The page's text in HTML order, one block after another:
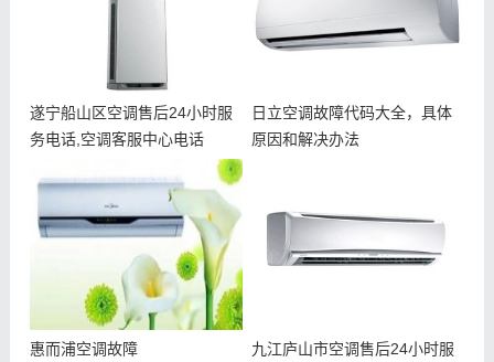
遂宁船山区空调售后24小时服
务电话,空调客服中心电话
日立空调故障代码大全，具体
原因和解决办法
惠而浦空调故障
九江庐山市空调售后24小时服